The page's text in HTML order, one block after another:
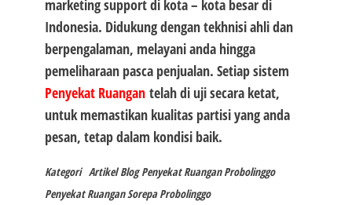
marketing support di kota – kota besar di
Indonesia. Didukung dengan tekhnisi ahli dan
berpengalaman, melayani anda hingga
pemeliharaan pasca penjualan. Setiap sistem
Penyekat Ruangantelah di uji secara ketat,
untuk memastikan kualitas partisi yang anda
pesan, tetap dalam kondisi baik.
Kategori Artikel Blog Penyekat Ruangan Probolinggo
Penyekat Ruangan Sorepa Probolinggo